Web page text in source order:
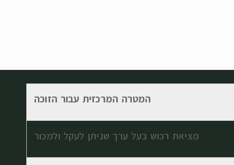
המטרה המרכזית עבור הזוכה
מציאת רכוש בעל ערך שניתן לעקל ולמכור